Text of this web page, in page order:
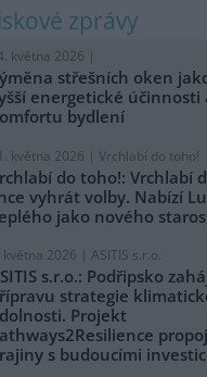
zprávy
května 2026 |
střešních oken
energetické účinnosti
bydlení
května 2026 | Vrchlabí do toho!
do toho!: Vrchlabí
vyhrát volby. Nabízí
jako nového
května 2026 | ASITIS s.r.o.
s.r.o.: Podřipsko
strategie
Projekt
s budoucími